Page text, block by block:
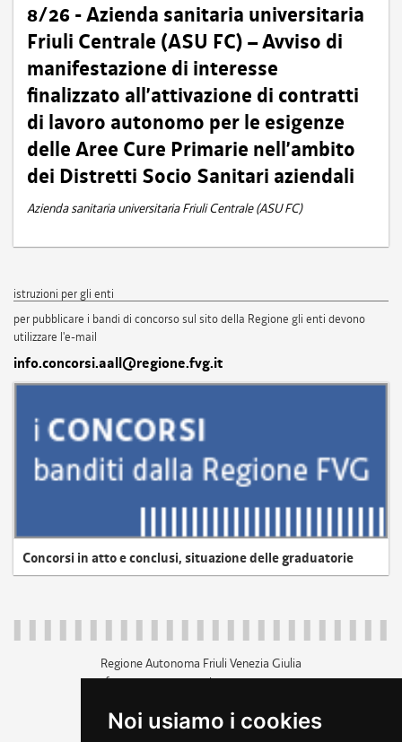
Noi usiamo i cookies
8/26 - Azienda sanitaria universitaria
Friuli Centrale (ASU FC) – Avviso di
manifestazione di interesse
finalizzato all’attivazione di contratti
di lavoro autonomo per le esigenze
delle Aree Cure Primarie nell’ambito
dei Distretti Socio Sanitari aziendali
Azienda sanitaria universitaria Friuli Centrale (ASU FC)
istruzioni per gli enti
per pubblicare i bandi di concorso sul sito della Regione gli enti devono
utilizzare l'e-mail
info.concorsi.aall@regione.fvg.it
Concorsi in atto e conclusi, situazione delle graduatorie
Regione Autonoma Friuli Venezia Giulia
c.f. 80014930327; p.iva 00526040324
+39 040 3771111